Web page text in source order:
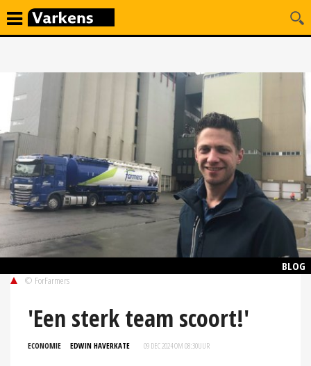
BLOG
© ForFarmers
'Een sterk team scoort!'
ECONOMIE EDWIN HAVERKATE 09 DEC 2024 OM 08:30UUR